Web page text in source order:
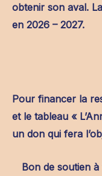
obtenir son aval.
en 2026 – 2027.
Pour financer la
et le tableau «
un don qui fera
Bon de soutien